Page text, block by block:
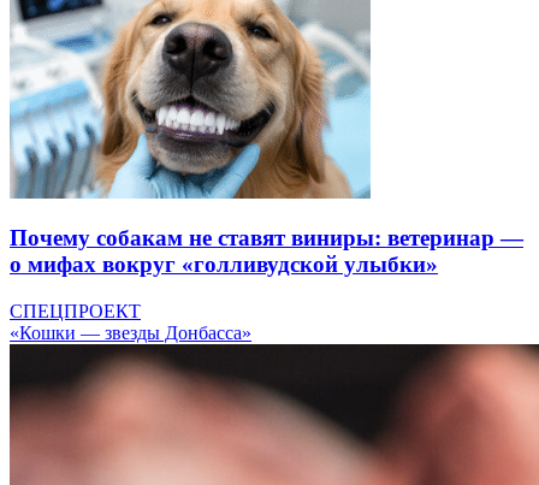
Почему собакам не ставят виниры: ветеринар —
о мифах вокруг «голливудской улыбки»
СПЕЦПРОЕКТ
«Кошки — звезды Донбасса»